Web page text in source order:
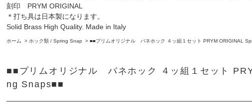
刻印 PRYM ORIGINAL
＊打ち具は日本製になります。
Solid Brass High Quality. Made in Italy
ホーム > ホック類 / Spring Snap > ■■プリムオリジナル バネホック ４ッ組１セット PRYM ORIGINAL
■■プリムオリジナル バネホック ４ッ組１セット
ng Snaps■■